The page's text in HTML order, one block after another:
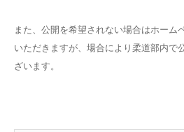
また、公開を希望されない場合はホーム
いただきますが、場合により柔道部内で
ざいます。